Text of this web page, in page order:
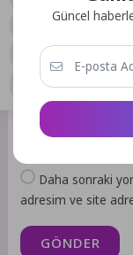
Daha sonraki
adresim ve site
GÖNDER
Güncel